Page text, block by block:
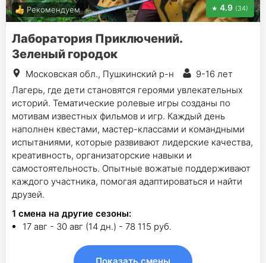
Рекомендуем 4.9 (34)
Лаборатория Приключений.
Зеленый городок
Московская обл., Пушкинский р-н
9-16 лет
Лагерь, где дети становятся героями увлекательных
историй. Тематические ролевые игры созданы по
мотивам известных фильмов и игр. Каждый день
наполнен квестами, мастер-классами и командными
испытаниями, которые развивают лидерские качества,
креативность, организаторские навыки и
самостоятельность. Опытные вожатые поддерживают
каждого участника, помогая адаптироваться и найти
друзей.
1 смена на другие сезоны:
17 авг - 30 авг (14 дн.) - 78 115 руб.
Показать смены